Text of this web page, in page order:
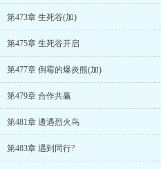
第473章 生死谷(加)
第475章 生死谷开启
第477章 倒霉的爆炎熊(加)
第479章 合作共赢
第481章 遭遇烈火鸟
第483章 遇到同行?